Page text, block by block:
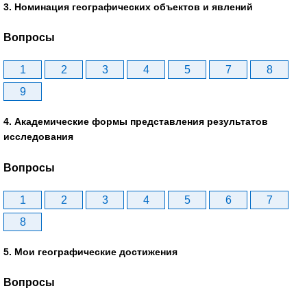
3. Номинация географических объектов и явлений
Вопросы
1 2 3 4 5 7
8
9
4. Академические формы представления результатов
исследования
Вопросы
1 2 3 4 5 6
7
8
5. Мои географические достижения
Вопросы